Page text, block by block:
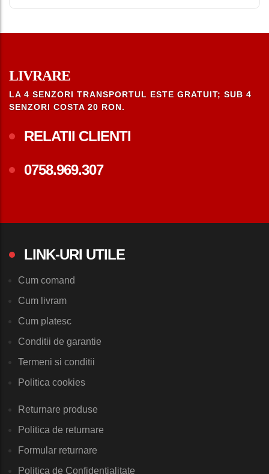
LIVRARE
LA 4 SENZORI TRANSPORTUL ESTE GRATUIT; SUB 4
SENZORI COSTA 20 RON.
RELATII CLIENTI
0758.969.307
LINK-URI UTILE
Cum comand
Cum livram
Cum platesc
Conditii de garantie
Termeni si conditii
Politica cookies
Returnare produse
Politica de returnare
Formular returnare
Politica de Confidentialitate